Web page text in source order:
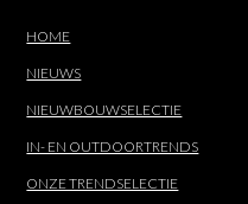
HOME
NIEUWS
NIEUWBOUWSELECTIE
IN- EN OUTDOORTRENDS
ONZE TRENDSELECTIE